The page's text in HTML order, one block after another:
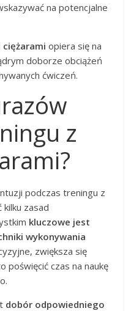
na potencjalne
opiera się na
doborze obciążeń
ćwiczeń.
z
podczas treningu z
zasad
kluczowe jest
wykonywania
zwiększa się
poświęcić czas na naukę
dobór odpowiedniego